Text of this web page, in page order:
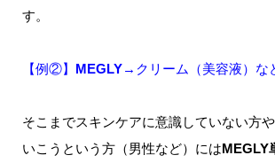
す。
【例②】 MEGLY→クリーム（美容液）な
そこまでスキンケアに意識していない方
いこうという方（男性など）にはMEGLY